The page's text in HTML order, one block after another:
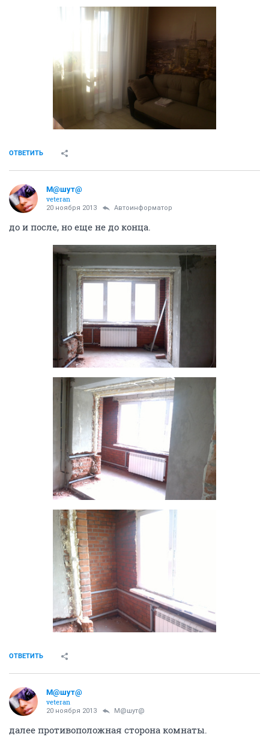
ОТВЕТИТЬ
М@шут@
veteran
20 ноября 2013 Автоинформатор
до и после, но еще не до конца.
ОТВЕТИТЬ
М@шут@
veteran
20 ноября 2013 М@шут@
далее противоположная сторона комнаты.